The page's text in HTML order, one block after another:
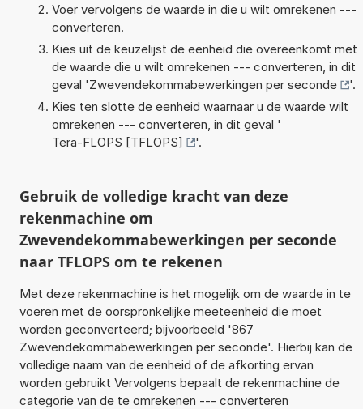
Voer vervolgens de waarde in die u wilt omrekenen ---
converteren.
Kies uit de keuzelijst de eenheid die overeenkomt met
de waarde die u wilt omrekenen --- converteren, in dit
geval 'Zwevendekommabewerkingen per seconde
'.
Kies ten slotte de eenheid waarnaar u de waarde wilt
omrekenen --- converteren, in dit geval '
Tera-FLOPS [TFLOPS]
'.
Gebruik de volledige kracht van deze
rekenmachine om
Zwevendekommabewerkingen per seconde
naar TFLOPS om te rekenen
Met deze rekenmachine is het mogelijk om de waarde in te
voeren met de oorspronkelijke meeteenheid die moet
worden geconverteerd; bijvoorbeeld '867
Zwevendekommabewerkingen per seconde'. Hierbij kan de
volledige naam van de eenheid of de afkorting ervan
worden gebruikt Vervolgens bepaalt de rekenmachine de
categorie van de te omrekenen --- converteren